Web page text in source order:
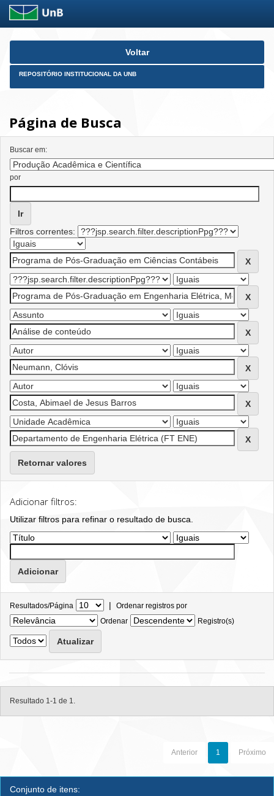
Skip
Voltar
REPOSITÓRIO INSTITUCIONAL DA UNB
Página de Busca
Buscar em:
por
Filtros correntes:
Retornar valores
Adicionar filtros:
Utilizar filtros para refinar o resultado de busca.
Resultados/Página | Ordenar registros por
Ordenar
Registro(s)
Resultado 1-1 de 1.
Anterior 1 Próximo
Conjunto de itens: